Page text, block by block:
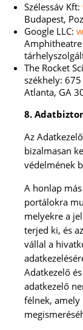
Szélessáv Kft:
Budapest,
Google LLC:
Amphitheatre
The Rocket
székhely:
Atlanta, GA
8.
Az
bizalmasan
védelmének
A honlap
portálokra
melyekre a
terjed ki, és
vállal a
Adatkezelő
adatkezelő
félnek, amely